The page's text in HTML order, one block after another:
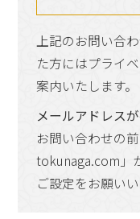
上記のお問い合
た方にはプライ
案内いたします。
メールアドレス
お問い合わせの
tokunaga.com」
ご設定をお願いい